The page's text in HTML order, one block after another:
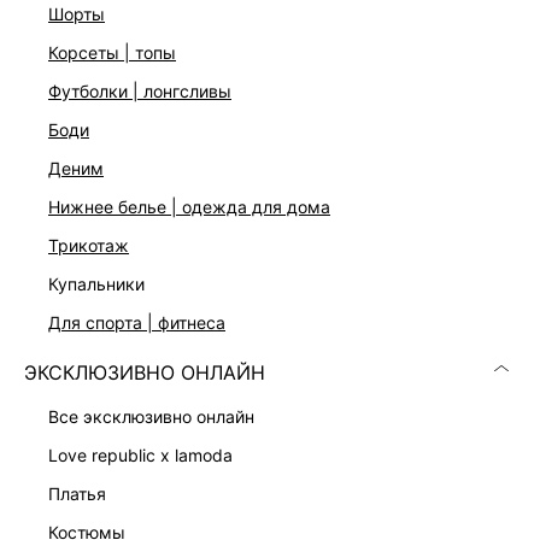
шорты
корсеты | топы
футболки | лонгсливы
боди
деним
нижнее белье | одежда для дома
трикотаж
купальники
для спорта | фитнеса
ЭКСКЛЮЗИВНО ОНЛАЙН
все эксклюзивно онлайн
love republic x lamoda
платья
костюмы
стандартному размеру
ДОСТАВКА И ВОЗВРАТ
Подробные условия доставки и возврата
в AppStore
КАТАЛОГ
КОМПАНИЯ